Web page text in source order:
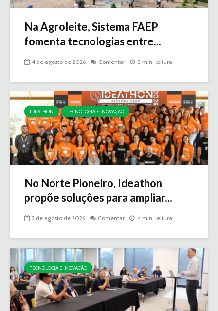
Na Agroleite, Sistema FAEP
fomenta tecnologias entre...
4 de agosto de 2026 Comentar 3 min. leitura
IDEATHON TECNOLOGIA E INOVAÇÃO
No Norte Pioneiro, Ideathon
propõe soluções para ampliar...
3 de agosto de 2026 Comentar 4 min. leitura
TECNOLOGIA E INOVAÇÃO